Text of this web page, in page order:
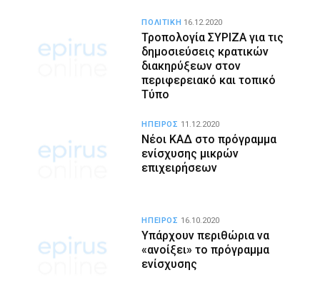
Τροπολογία ΣΥΡΙΖΑ για τις
δημοσιεύσεις κρατικών
διακηρύξεων στον
περιφερειακό και τοπικό
Τύπο
ΠΟΛΙΤΙΚΗ 16.12.2020
Νέοι ΚΑΔ στο πρόγραμμα
ενίσχυσης μικρών
επιχειρήσεων
ΗΠΕΙΡΟΣ 11.12.2020
Υπάρχουν περιθώρια να
«ανοίξει» το πρόγραμμα
ενίσχυσης
ΗΠΕΙΡΟΣ 16.10.2020